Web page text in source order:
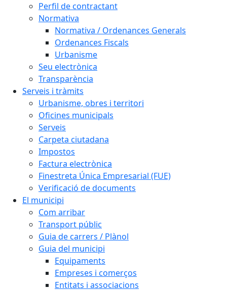
Perfil de contractant
Normativa
Normativa / Ordenances Generals
Ordenances Fiscals
Urbanisme
Seu electrònica
Transparència
Serveis i tràmits
Urbanisme, obres i territori
Oficines municipals
Serveis
Carpeta ciutadana
Impostos
Factura electrònica
Finestreta Única Empresarial (FUE)
Verificació de documents
El municipi
Com arribar
Transport públic
Guia de carrers / Plànol
Guia del municipi
Equipaments
Empreses i comerços
Entitats i associacions